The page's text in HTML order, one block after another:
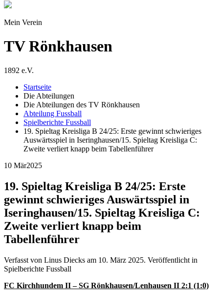
Mein Verein
TV Rönkhausen
1892 e.V.
Startseite
Die Abteilungen
Die Abteilungen des TV Rönkhausen
Abteilung Fussball
Spielberichte Fussball
19. Spieltag Kreisliga B 24/25: Erste gewinnt schwieriges
Auswärtsspiel in Iseringhausen/15. Spieltag Kreisliga C:
Zweite verliert knapp beim Tabellenführer
10 Mär2025
19. Spieltag Kreisliga B 24/25: Erste
gewinnt schwieriges Auswärtsspiel in
Iseringhausen/15. Spieltag Kreisliga C:
Zweite verliert knapp beim
Tabellenführer
Verfasst von Linus Diecks am 10. März 2025. Veröffentlicht in
Spielberichte Fussball
FC Kirchhundem II – SG Rönkhausen/Lenhausen II 2:1 (1:0)